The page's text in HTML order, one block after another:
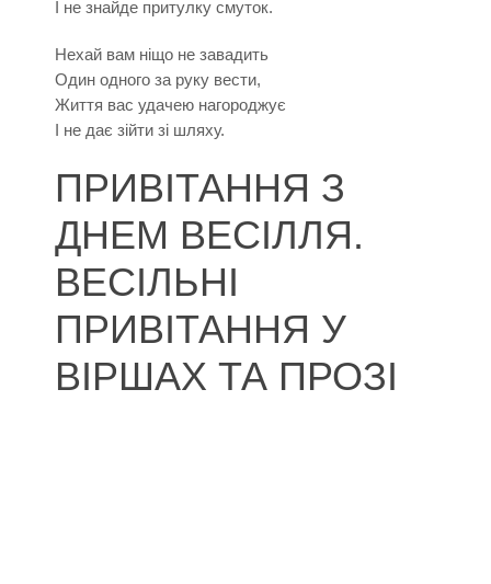
І не знайде притулку смуток.
Нехай вам ніщо не завадить
Один одного за руку вести,
Життя вас удачею нагороджує
І не дає зійти зі шляху.
ПРИВІТАННЯ З
ДНЕМ ВЕСІЛЛЯ.
ВЕСІЛЬНІ
ПРИВІТАННЯ У
ВІРШАХ ТА ПРОЗІ